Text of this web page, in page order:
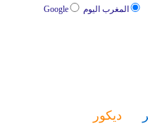
المغرب اليوم Google
ديكور